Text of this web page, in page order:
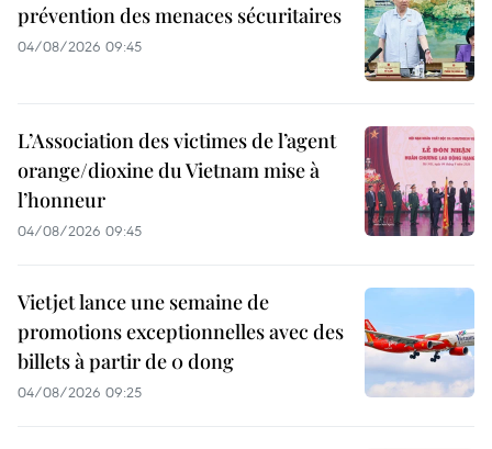
prévention des menaces sécuritaires
04/08/2026 09:45
L’Association des victimes de l’agent
orange/dioxine du Vietnam mise à
l’honneur
04/08/2026 09:45
Vietjet lance une semaine de
promotions exceptionnelles avec des
billets à partir de 0 dong
04/08/2026 09:25